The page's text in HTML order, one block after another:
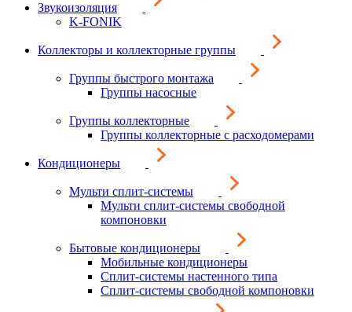
Звукоизоляция
K-FONIK
Коллекторы и коллекторные группы
Группы быстрого монтажа
Группы насосные
Группы коллекторные
Группы коллекторные с расходомерами
Кондиционеры
Мульти сплит-системы
Мульти сплит-системы свободной
компоновки
Бытовые кондиционеры
Мобильные кондиционеры
Сплит-системы настенного типа
Сплит-системы свободной компоновки